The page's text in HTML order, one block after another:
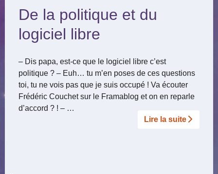
De la politique et du
logiciel libre
– Dis papa, est-ce que le logiciel libre c’est
politique ? – Euh… tu m’en poses de ces questions
toi, tu ne vois pas que je suis occupé ! Va écouter
Frédéric Couchet sur le Framablog et on en reparle
d’accord ? ! – …
Lire la suite­­